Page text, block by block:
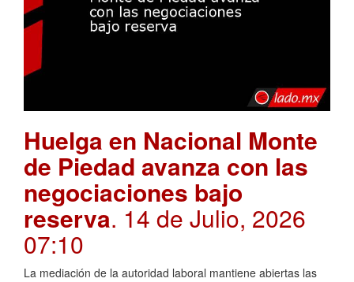
Huelga en Nacional Monte
de Piedad avanza con las
negociaciones bajo
reserva. 14 de Julio, 2026
07:10
La mediación de la autoridad laboral mantiene abiertas las